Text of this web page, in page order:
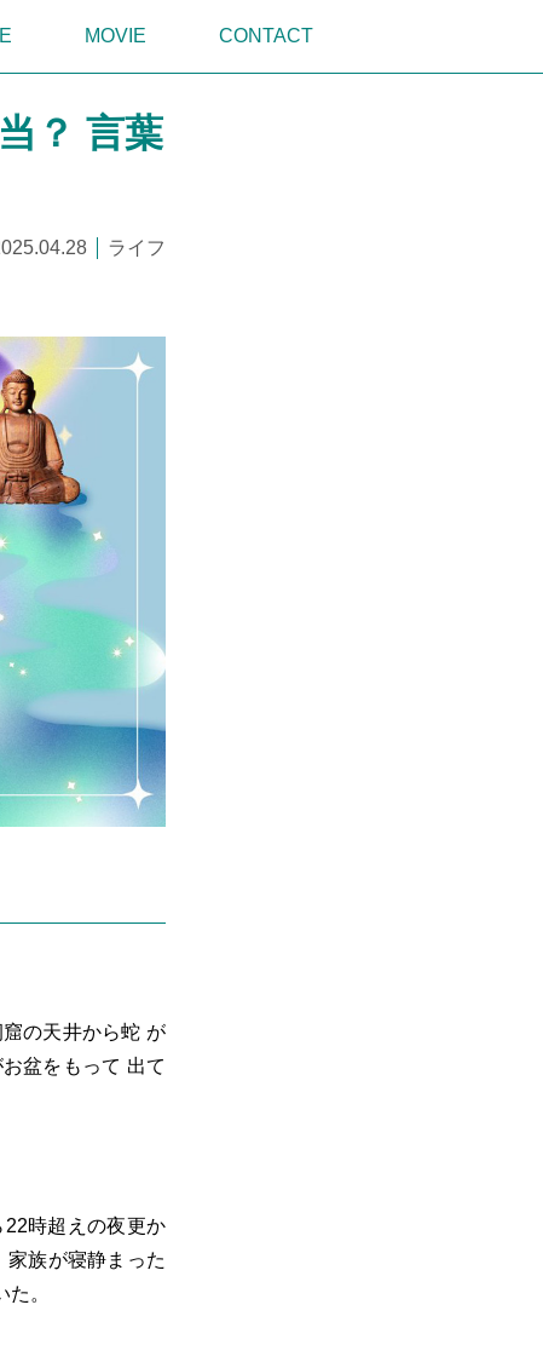
MOVIE CONTACT
？ 言葉
ライフ
の天井から蛇 が
盆をもって 出て
時超えの夜更か
家族が寝静まった
。